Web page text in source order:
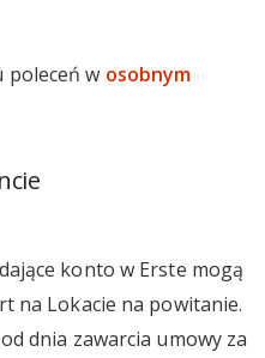
poleceń w osobnym
konto w Erste mogą
na Lokacie na powitanie.
dnia zawarcia umowy za